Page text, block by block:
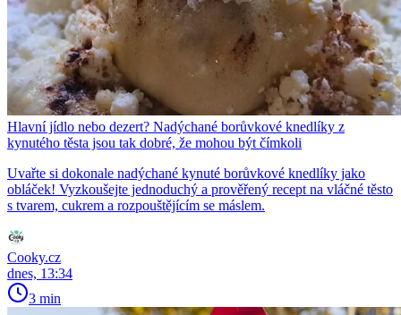
Hlavní jídlo nebo dezert? Nadýchané borůvkové knedlíky z
kynutého těsta jsou tak dobré, že mohou být čímkoli
Uvařte si dokonale nadýchané kynuté borůvkové knedlíky jako
obláček! Vyzkoušejte jednoduchý a prověřený recept na vláčné těsto
s tvarem, cukrem a rozpouštějícím se máslem.
Cooky.cz
dnes, 13:34
3 min